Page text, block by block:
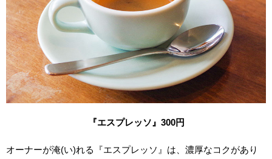
『エスプレッソ』300円
オーナーが淹(い)れる『エスプレッソ』は、濃厚なコクがあり